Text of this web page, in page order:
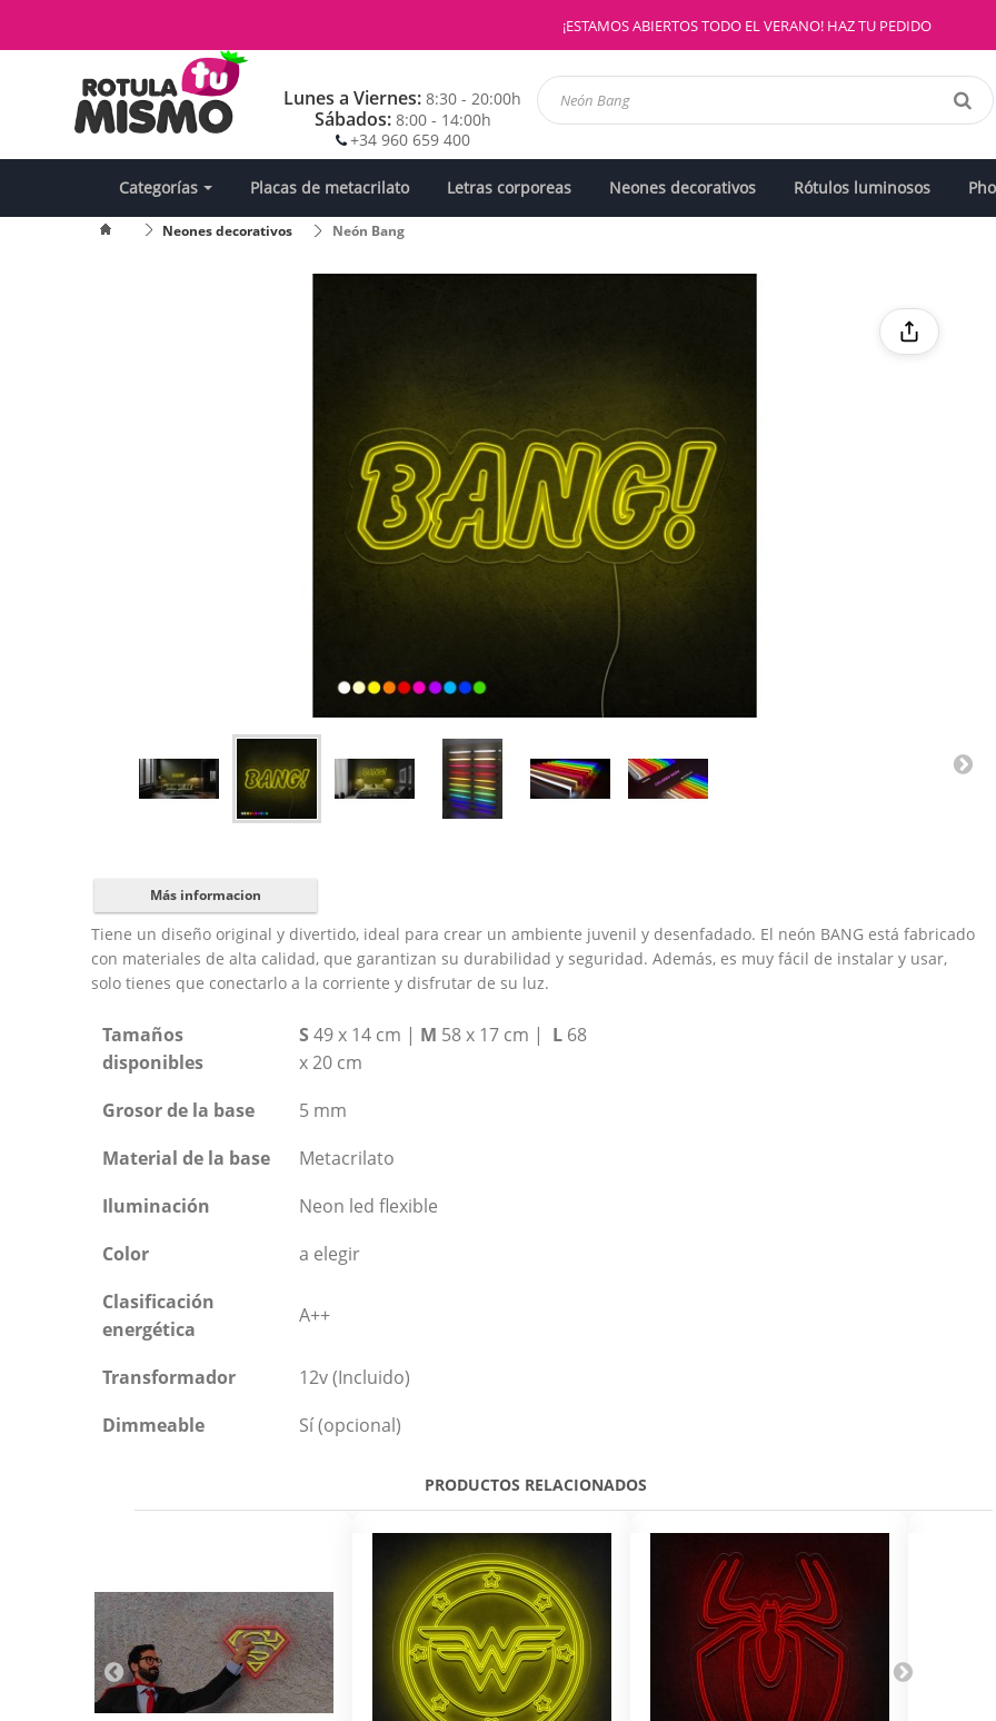
¡ESTAMOS ABIERTOS TODO EL VERANO! HAZ TU PEDIDO
Lunes a Viernes:8:30 - 20:00h
Sábados: 8:00 - 14:00h
+34 960 659 400
Categorías Placas de metacrilato Letras corporeas Neones decorativos Rótulos luminosos
Neones decorativos Neón Bang
Más informacion
Tiene un diseño original y divertido, ideal para crear un ambiente juvenil y desenfadado. El neón BANG está fabricado
con materiales de alta calidad, que garantizan su durabilidad y seguridad. Además, es muy fácil de instalar y usar,
solo tienes que conectarlo a la corriente y disfrutar de su luz.
Tamaños
disponibles
S 49 x 14 cm | M 58 x 17 cm | L 68
x 20 cm
Grosor de la base
5 mm
Material de la base
Metacrilato
Iluminación
Neon led flexible
Color
a elegir
Clasificación
energética
A++
Transformador
12v (Incluido)
Dimmeable
Sí (opcional)
PRODUCTOS RELACIONADOS